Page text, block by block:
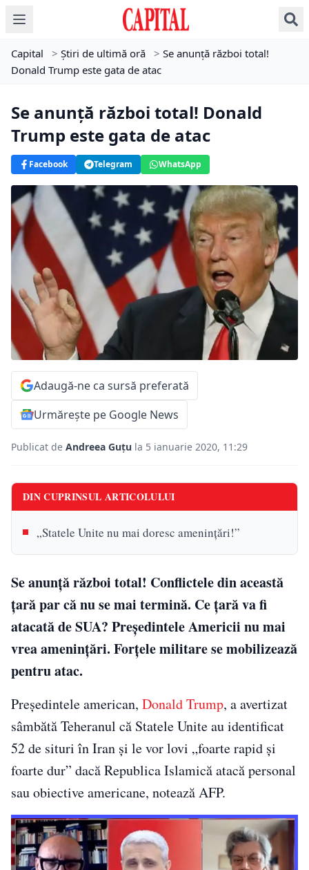
Capital > Știri de ultimă oră > Se anunță război total!
Donald Trump este gata de atac
Se anunță război total! Donald
Trump este gata de atac
Facebook Telegram WhatsApp
Adaugă-ne ca sursă preferată
Urmărește pe Google News
Publicat de Andreea Guțu la 5 ianuarie 2020, 11:29
DIN CUPRINSUL ARTICOLULUI
„Statele Unite nu mai doresc ameninţări!”
Se anunță război total! Conflictele din această
țară par că nu se mai termină. Ce țară va fi
atacată de SUA? Președintele Americii nu mai
vrea amenințări. Forțele militare se mobilizează
pentru atac.
Preşedintele american, Donald Trump, a avertizat
sâmbătă Teheranul că Statele Unite au identificat
52 de situri în Iran şi le vor lovi „foarte rapid şi
foarte dur” dacă Republica Islamică atacă personal
sau obiective americane, notează AFP.